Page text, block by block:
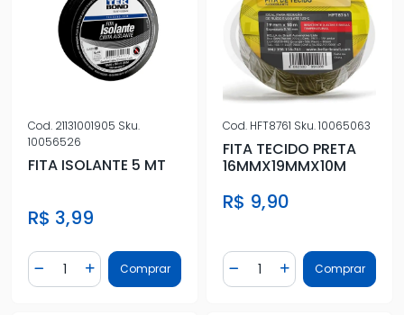
Cod. 21131001905 Sku.
10056526
FITA ISOLANTE 5 MT
R$ 3,99
Diminuir Quantidade
Quantidade
Adicionar Quantidade
Comprar
Cod. HFT8761 Sku.10065063
FITA TECIDO PRETA
16MMX19MMX10M
R$ 9,90
Diminuir Quantidade
Quantidade
AdicionarComprar